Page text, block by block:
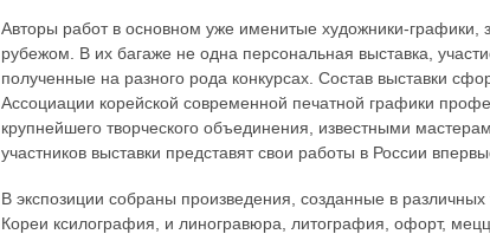
Авторы работ в основном уже именитые художники-графики,
рубежом. В их багаже не одна персональная выставка,
полученные на разного рода конкурсах. Состав выставки
Ассоциации корейской современной печатной графики
крупнейшего творческого объединения, известными
участников выставки представят свои работы в России
В экспозиции собраны произведения, созданные в
Кореи ксилография, и линогравюра, литография, офорт,